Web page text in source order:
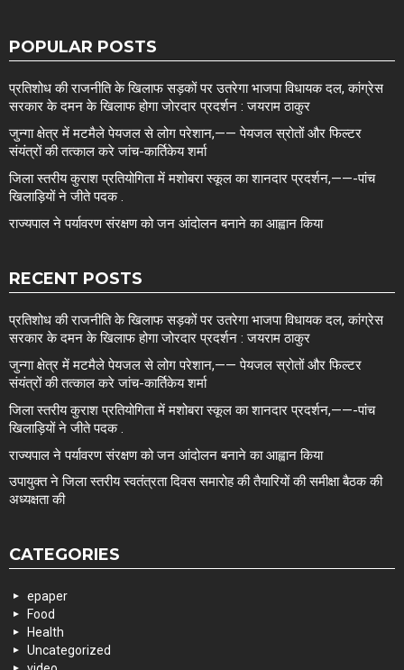
POPULAR POSTS
प्रतिशोध की राजनीति के खिलाफ सड़कों पर उतरेगा भाजपा विधायक दल, कांग्रेस
सरकार के दमन के खिलाफ होगा जोरदार प्रदर्शन : जयराम ठाकुर
जुन्गा क्षेत्र में मटमैले पेयजल से लोग परेशान,—— पेयजल स्रोतों और फिल्टर
संयंत्रों की तत्काल करे जांच-कार्तिकेय शर्मा
जिला स्तरीय कुराश प्रतियोगिता में मशोबरा स्कूल का शानदार प्रदर्शन,——-पांच
खिलाड़ियों ने जीते पदक .
राज्यपाल ने पर्यावरण संरक्षण को जन आंदोलन बनाने का आह्वान किया
RECENT POSTS
प्रतिशोध की राजनीति के खिलाफ सड़कों पर उतरेगा भाजपा विधायक दल, कांग्रेस
सरकार के दमन के खिलाफ होगा जोरदार प्रदर्शन : जयराम ठाकुर
जुन्गा क्षेत्र में मटमैले पेयजल से लोग परेशान,—— पेयजल स्रोतों और फिल्टर
संयंत्रों की तत्काल करे जांच-कार्तिकेय शर्मा
जिला स्तरीय कुराश प्रतियोगिता में मशोबरा स्कूल का शानदार प्रदर्शन,——-पांच
खिलाड़ियों ने जीते पदक .
राज्यपाल ने पर्यावरण संरक्षण को जन आंदोलन बनाने का आह्वान किया
उपायुक्त ने जिला स्तरीय स्वतंत्रता दिवस समारोह की तैयारियों की समीक्षा बैठक की
अध्यक्षता की
CATEGORIES
epaper
Food
Health
Uncategorized